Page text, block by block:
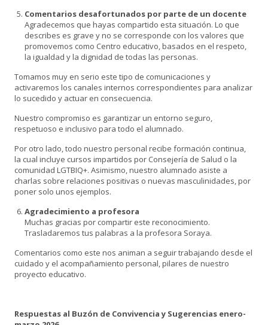
Comentarios desafortunados por parte de un docente
Agradecemos que hayas compartido esta situación. Lo que
describes es grave y no se corresponde con los valores que
promovemos como Centro educativo, basados en el respeto,
la igualdad y la dignidad de todas las personas.
Tomamos muy en serio este tipo de comunicaciones y
activaremos los canales internos correspondientes para analizar
lo sucedido y actuar en consecuencia.
Nuestro compromiso es garantizar un entorno seguro,
respetuoso e inclusivo para todo el alumnado.
Por otro lado, todo nuestro personal recibe formación continua,
la cual incluye cursos impartidos por Consejería de Salud o la
comunidad LGTBIQ+. Asimismo, nuestro alumnado asiste a
charlas sobre relaciones positivas o nuevas masculinidades, por
poner solo unos ejemplos.
Agradecimiento a profesora
Muchas gracias por compartir este reconocimiento.
Trasladaremos tus palabras a la profesora Soraya.
Comentarios como este nos animan a seguir trabajando desde el
cuidado y el acompañamiento personal, pilares de nuestro
proyecto educativo.
Respuestas al Buzón de Convivencia y Sugerencias enero-